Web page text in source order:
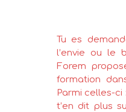
Tu es
l’envie ou le
Forem
formation
Parmi celles-
t’en dit plus